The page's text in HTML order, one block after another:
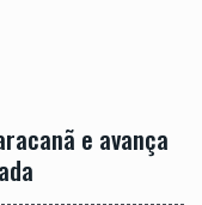
e avança